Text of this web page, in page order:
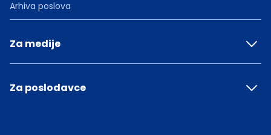
Arhiva poslova
Za medije
Za poslodavce